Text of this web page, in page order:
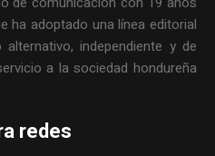
ha adoptado una línea editorial
independiente y de
a la sociedad hondureña
redes